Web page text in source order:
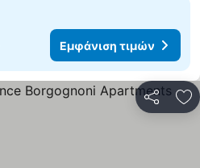
Εμφάνιση τιμών